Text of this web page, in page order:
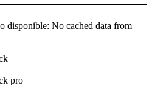
disponible: No cached data from
pro